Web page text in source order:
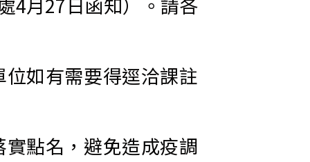
如有需要得逕洽課註
點名，避免造成疫調